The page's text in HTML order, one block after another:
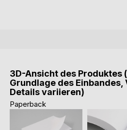
3D-Ansicht des Produktes
Grundlage des Einbandes,
Details variieren)
Paperback